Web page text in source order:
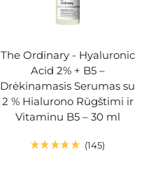
The Ordinary - Hyaluronic
Acid 2% + B5 –
Drėkinamasis Serumas su
2 % Hialurono Rūgštimi ir
Vitaminu B5 – 30 ml
145